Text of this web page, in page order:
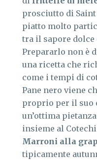
prosciutto di
piatto molto
tra il sapore dolce
Prepararlo non è
una ricetta che
come i tempi di
Pane nero viene
proprio per il suo
un’ottima
insieme al
Marroni alla
tipicamente